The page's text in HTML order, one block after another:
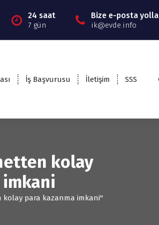
24 saat
7 gün
Bize e-posta yolla
ik@evde.info
İş Başvurusu İletişim SSS
kolay
imkani
para kazanma imkani"